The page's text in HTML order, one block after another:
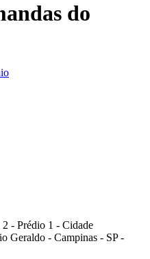
do
2 - Prédio 1 - Cidade
Geraldo - Campinas - SP -